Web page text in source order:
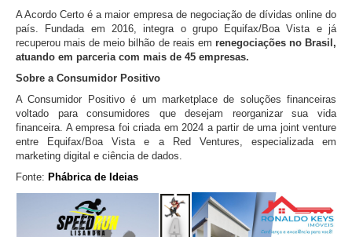
A Acordo Certo é a maior empresa de negociação de dívidas online do
país. Fundada em 2016, integra o grupo Equifax/Boa Vista e já
recuperou mais de meio bilhão de reais em renegociações no Brasil,
atuando em parceria com mais de 45 empresas.
Sobre a Consumidor Positivo
A Consumidor Positivo é um marketplace de soluções financeiras
voltado para consumidores que desejam reorganizar sua vida
financeira. A empresa foi criada em 2024 a partir de uma joint venture
entre Equifax/Boa Vista e a Red Ventures, especializada em
marketing digital e ciência de dados.
Fonte: Phábrica de Ideias